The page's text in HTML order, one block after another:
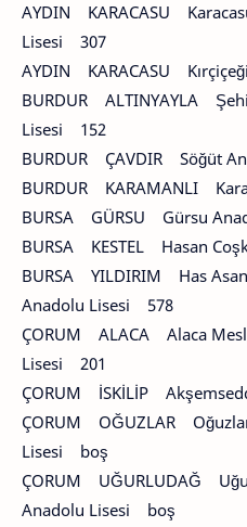
AYDIN KARACASU
Lisesi 307
AYDIN KARACASU
BURDUR ALTINYAYLA
Lisesi 152
BURDUR ÇAVDIR Söğüt
BURDUR KARAMANLI
BURSA GÜRSU Gürsu
BURSA KESTEL Hasan
BURSA YILDIRIM Has
Anadolu Lisesi 578
ÇORUM ALACA Alaca
Lisesi 201
ÇORUM İSKİLİP
ÇORUM OĞUZLAR
Lisesi boş
ÇORUM UĞURLUDAĞ
Anadolu Lisesi boş